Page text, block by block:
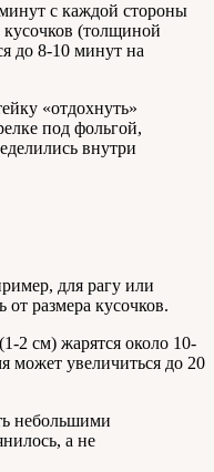
с каждой стороны
кусочков (толщиной
до 8-10 минут на
«отдохнуть»
под фольгой,
внутри
для рагу или
от размера кусочков.
2 см) жарятся около 10-
может увеличиться до 20
небольшими
а не